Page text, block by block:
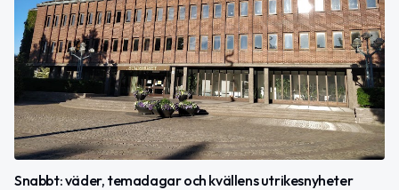
Snabbt: väder, temadagar och kvällens utrikesnyheter